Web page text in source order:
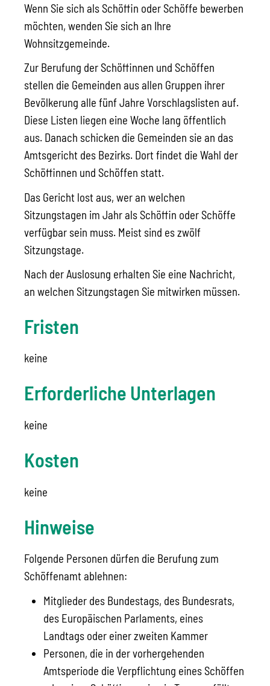
Wenn Sie sich als Schöffin oder Schöffe bewerben
möchten, wenden Sie sich an Ihre
Wohnsitzgemeinde.
Zur Berufung der Schöffinnen und Schöffen
stellen die Gemeinden aus allen Gruppen ihrer
Bevölkerung alle fünf Jahre Vorschlagslisten auf.
Diese Listen liegen eine Woche lang öffentlich
aus. Danach schicken die Gemeinden sie an das
Amtsgericht des Bezirks. Dort findet die Wahl der
Schöffinnen und Schöffen statt.
Das Gericht lost aus, wer an welchen
Sitzungstagen im Jahr als Schöffin oder Schöffe
verfügbar sein muss. Meist sind es zwölf
Sitzungstage.
Nach der Auslosung erhalten Sie eine Nachricht,
an welchen Sitzungstagen Sie mitwirken müssen.
Fristen
keine
Erforderliche Unterlagen
keine
Kosten
keine
Hinweise
Folgende Personen dürfen die Berufung zum
Schöffenamt ablehnen:
Mitglieder des Bundestags, des Bundesrats,
des Europäischen Parlaments, eines
Landtags oder einer zweiten Kammer
Personen, die in der vorhergehenden
Amtsperiode die Verpflichtung eines Schöffen